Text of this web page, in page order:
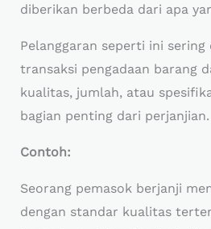
diberikan berbeda dari apa
Pelanggaran seperti ini
transaksi pengadaan barang
kualitas, jumlah, atau
bagian penting dari perjanjian.
Contoh:
Seorang pemasok berjanji
dengan standar kualitas